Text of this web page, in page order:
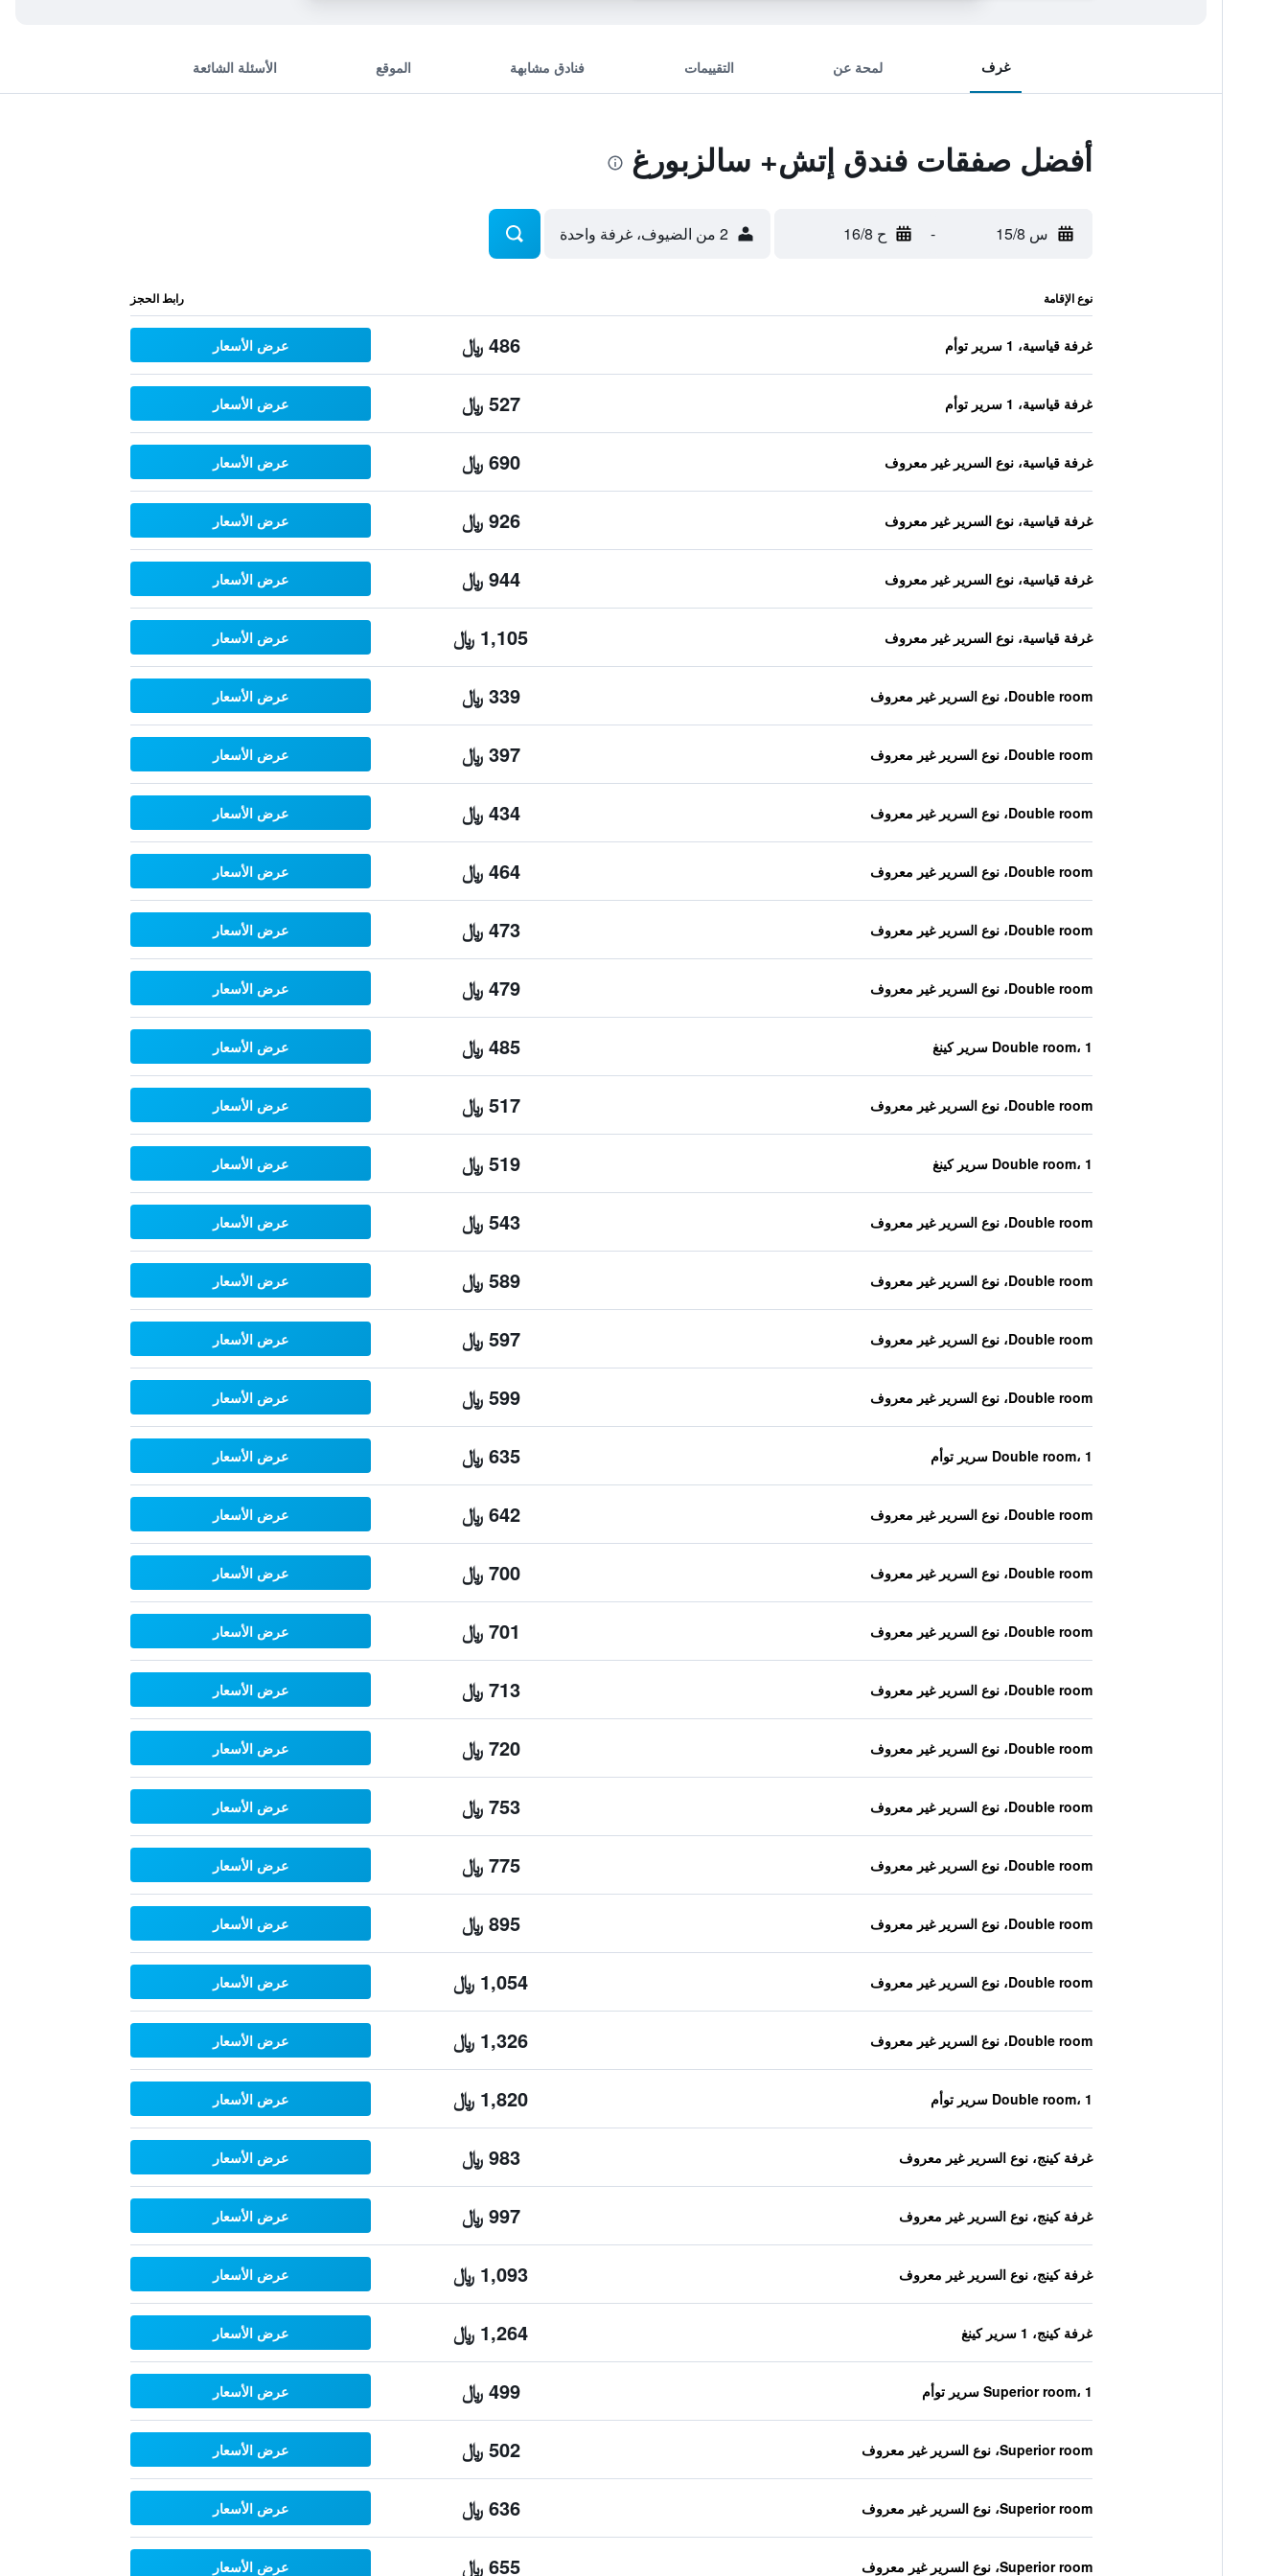
غرف لمحة عن التقييمات فنادق مشابهة الموقع الأسئلة الشائعة
أفضل صفقات فندق إتش+ سالزبورغ
س 15/8 - ح 16/8 2 من الضيوف، غرفة واحدة
نوع الإقامة رابط الحجز
غرفة قياسية، 1 سرير توأم 486 ﷼ عرض الأسعار
غرفة قياسية، 1 سرير توأم 527 ﷼ عرض الأسعار
غرفة قياسية، نوع السرير غير معروف 690 ﷼ عرض الأسعار
غرفة قياسية، نوع السرير غير معروف 926 ﷼ عرض الأسعار
غرفة قياسية، نوع السرير غير معروف 944 ﷼ عرض الأسعار
غرفة قياسية، نوع السرير غير معروف 1,105 ﷼ عرض الأسعار
Double room، نوع السرير غير معروف 339 ﷼ عرض الأسعار
Double room، نوع السرير غير معروف 397 ﷼ عرض الأسعار
Double room، نوع السرير غير معروف 434 ﷼ عرض الأسعار
Double room، نوع السرير غير معروف 464 ﷼ عرض الأسعار
Double room، نوع السرير غير معروف 473 ﷼ عرض الأسعار
Double room، نوع السرير غير معروف 479 ﷼ عرض الأسعار
Double room، 1 سرير كينغ 485 ﷼ عرض الأسعار
Double room، نوع السرير غير معروف 517 ﷼ عرض الأسعار
Double room، 1 سرير كينغ 519 ﷼ عرض الأسعار
Double room، نوع السرير غير معروف 543 ﷼ عرض الأسعار
Double room، نوع السرير غير معروف 589 ﷼ عرض الأسعار
Double room، نوع السرير غير معروف 597 ﷼ عرض الأسعار
Double room، نوع السرير غير معروف 599 ﷼ عرض الأسعار
Double room، 1 سرير توأم 635 ﷼ عرض الأسعار
Double room، نوع السرير غير معروف 642 ﷼ عرض الأسعار
Double room، نوع السرير غير معروف 700 ﷼ عرض الأسعار
Double room، نوع السرير غير معروف 701 ﷼ عرض الأسعار
Double room، نوع السرير غير معروف 713 ﷼ عرض الأسعار
Double room، نوع السرير غير معروف 720 ﷼ عرض الأسعار
Double room، نوع السرير غير معروف 753 ﷼ عرض الأسعار
Double room، نوع السرير غير معروف 775 ﷼ عرض الأسعار
Double room، نوع السرير غير معروف 895 ﷼ عرض الأسعار
Double room، نوع السرير غير معروف 1,054 ﷼ عرض الأسعار
Double room، نوع السرير غير معروف 1,326 ﷼ عرض الأسعار
Double room، 1 سرير توأم 1,820 ﷼ عرض الأسعار
غرفة كينج، نوع السرير غير معروف 983 ﷼ عرض الأسعار
غرفة كينج، نوع السرير غير معروف 997 ﷼ عرض الأسعار
غرفة كينج، نوع السرير غير معروف 1,093 ﷼ عرض الأسعار
غرفة كينج، 1 سرير كينغ 1,264 ﷼ عرض الأسعار
Superior room، 1 سرير توأم 499 ﷼ عرض الأسعار
Superior room، نوع السرير غير معروف 502 ﷼ عرض الأسعار
Superior room، نوع السرير غير معروف 636 ﷼ عرض الأسعار
Superior room، نوع السرير غير معروف 655 ﷼ عرض الأسعار